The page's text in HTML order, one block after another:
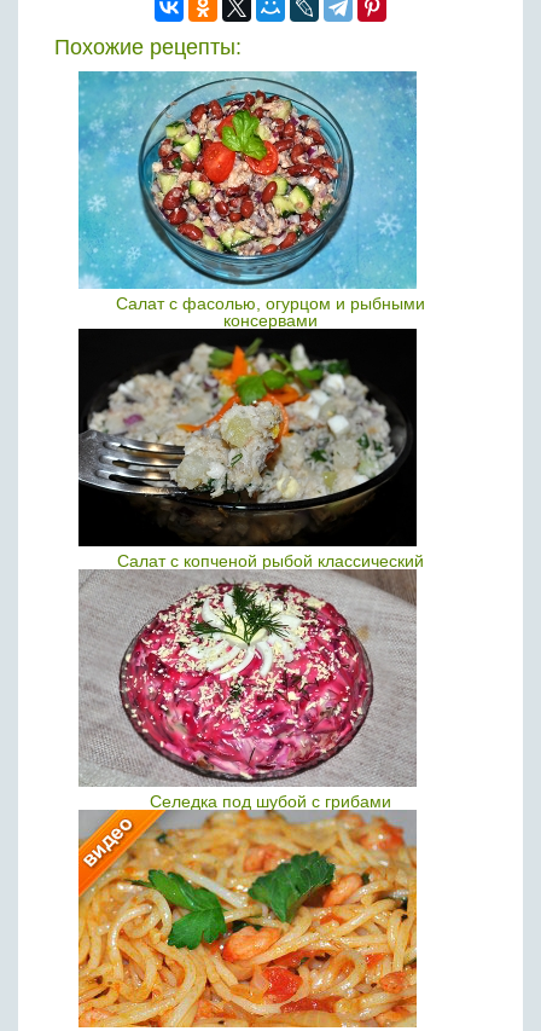
Похожие рецепты:
Салат с фасолью, огурцом и рыбными
консервами
Салат с копченой рыбой классический
Селедка под шубой с грибами